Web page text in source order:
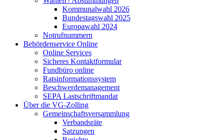
Kommunalwahl 2026
Bundestagswahl 2025
Europawahl 2024
Notrufnummern
Behördenservice Online
Online Services
Sicheres Kontaktformular
Fundbüro online
Ratsinformationssystem
Beschwerdemanagement
SEPA Lastschriftmandat
Über die VG-Zolling
Gemeinschaftsversammlung
Verbandsräte
Satzungen